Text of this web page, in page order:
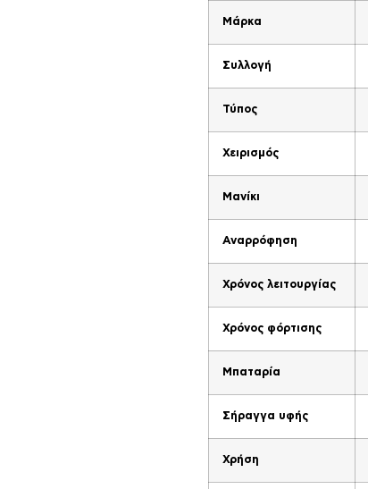
Μάρκα
Συλλογή
Τύπος
Χειρισμός
Μανίκι
Αναρρόφηση
Χρόνος λειτουργίας
Χρόνος φόρτισης
Μπαταρία
Σήραγγα υφής
Χρήση